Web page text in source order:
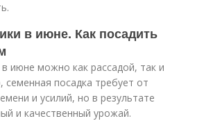
в июне. Как посадить
июне можно как рассадой, так и
семенная посадка требует от
и усилий, но в результате
и качественный урожай.